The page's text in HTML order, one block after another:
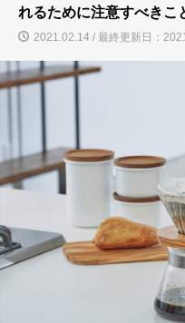
れるために注意すべきこ
2021.02.14 / 最終更新日：